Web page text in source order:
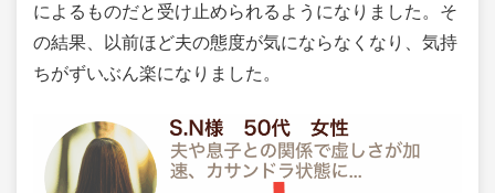
によるものだと受け止められるようになりました。そ
の結果、以前ほど夫の態度が気にならなくなり、気持
ちがずいぶん楽になりました。